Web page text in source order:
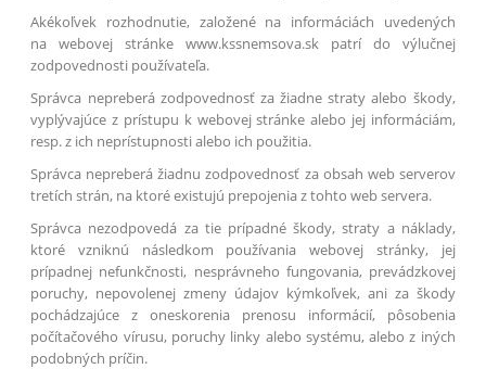
Akékoľvek rozhodnutie, založené na informáciách uvedených
na webovej stránke www.kssnemsova.sk patrí do výlučnej
zodpovednosti používateľa.
Správca nepreberá zodpovednosť za žiadne straty alebo škody,
vyplývajúce z prístupu k webovej stránke alebo jej informáciám,
resp. z ich neprístupnosti alebo ich použitia.
Správca nepreberá žiadnu zodpovednosť za obsah web serverov
tretích strán, na ktoré existujú prepojenia z tohto web servera.
Správca nezodpovedá za tie prípadné škody, straty a náklady,
ktoré vzniknú následkom používania webovej stránky, jej
prípadnej nefunkčnosti, nesprávneho fungovania, prevádzkovej
poruchy, nepovolenej zmeny údajov kýmkoľvek, ani za škody
pochádzajúce z oneskorenia prenosu informácií, pôsobenia
počítačového vírusu, poruchy linky alebo systému, alebo z iných
podobných príčin.